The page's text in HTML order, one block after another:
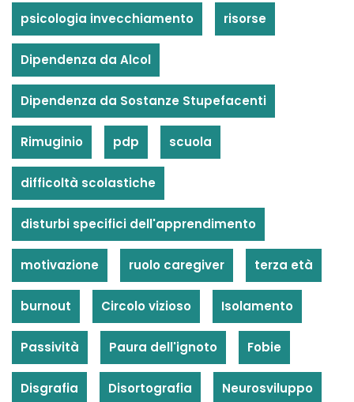
psicologia invecchiamento risorse
Dipendenza da Alcol
Dipendenza da Sostanze Stupefacenti
Rimuginio pdp scuola
difficoltà scolastiche
disturbi specifici dell'apprendimento
motivazione ruolo caregiver terza età
burnout Circolo vizioso Isolamento
Passività Paura dell'ignoto Fobie
Disgrafia Disortografia Neurosviluppo